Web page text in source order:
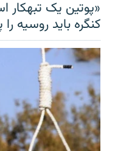
«پوتین یک تبهکار
کنگره باید روسیه